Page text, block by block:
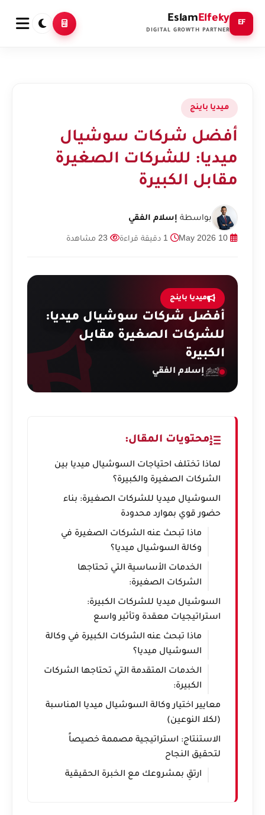
EF
EslamElfeky
DIGITAL GROWTH PARTNER
ميديا باينج
أفضل شركات سوشيال
ميديا: للشركات الصغيرة
مقابل الكبيرة
بواسطة إسلام الفقي
ميديا باينج
أفضل شركات سوشيال ميديا:
للشركات الصغيرة مقابل
الكبيرة
إسلام الفقي
محتويات المقال:
لماذا تختلف احتياجات السوشيال ميديا بين
الشركات الصغيرة والكبيرة؟
السوشيال ميديا للشركات الصغيرة: بناء
حضور قوي بموارد محدودة
ماذا تبحث عنه الشركات الصغيرة في
وكالة السوشيال ميديا؟
الخدمات الأساسية التي تحتاجها
الشركات الصغيرة:
السوشيال ميديا للشركات الكبيرة:
استراتيجيات معقدة وتأثير واسع
ماذا تبحث عنه الشركات الكبيرة في وكالة
السوشيال ميديا؟
الخدمات المتقدمة التي تحتاجها الشركات
الكبيرة:
معايير اختيار وكالة السوشيال ميديا المناسبة
(لكلا النوعين)
الاستنتاج: استراتيجية مصممة خصيصاً
لتحقيق النجاح
ارتقِ بمشروعك مع الخبرة الحقيقية